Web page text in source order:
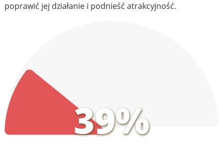
poprawić jej działanie i podnieść atrakcyjność.
39%